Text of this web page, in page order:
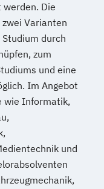
Die
Varianten
durch
zum
und eine
Im Angebot
wie Informatik,
und